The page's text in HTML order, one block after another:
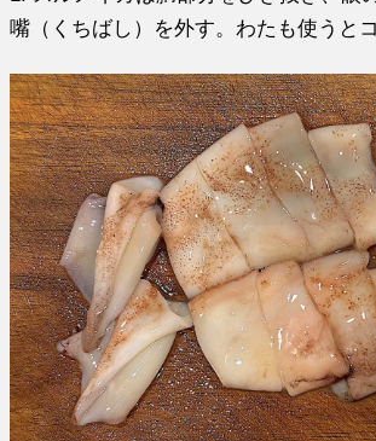
嘴（くちばし）を外す。わたも使うと